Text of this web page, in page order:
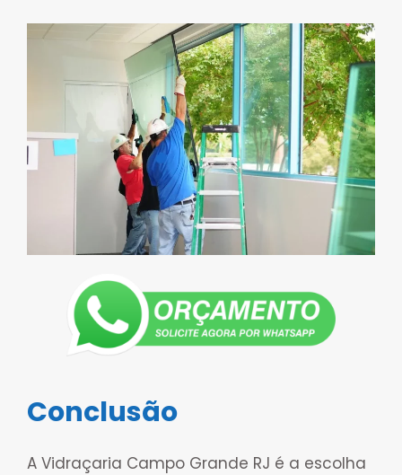
Conclusão
A Vidraçaria Campo Grande RJ é a escolha